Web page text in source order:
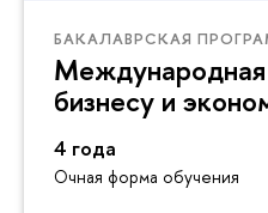
БАКАЛАВРСКАЯ
бизнесу и
4 года
Очная форма обучения